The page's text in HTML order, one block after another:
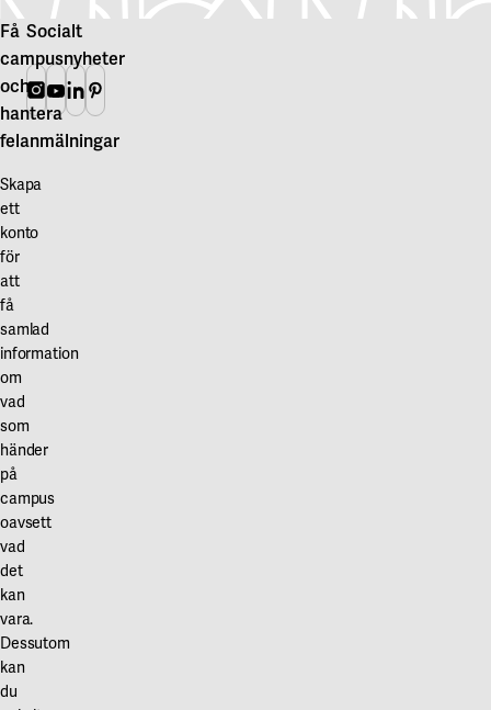
Få
campusnyheter
och
hantera
felanmälningar
Skapa
ett
konto
för
att
få
samlad
information
om
vad
som
händer
på
campus
oavsett
vad
det
kan
vara.
Dessutom
kan
du
Socialt
Instagram
Youtube
Linkedin
Pinterest